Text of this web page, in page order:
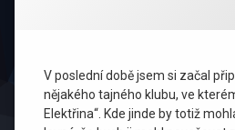
V poslední době jsem si začal
nějakého tajného klubu, ve
Elektřina“. Kde jinde by totiž